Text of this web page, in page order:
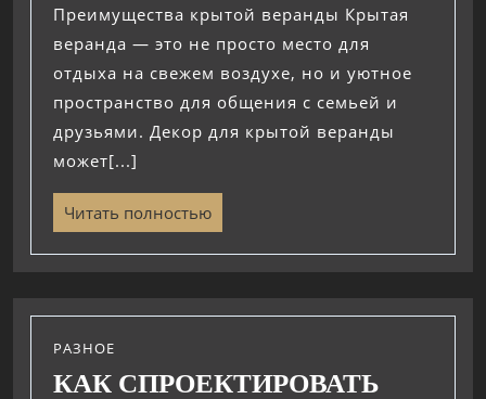
Преимущества крытой веранды Крытая
веранда — это не просто место для
отдыха на свежем воздухе, но и уютное
пространство для общения с семьей и
друзьями. Декор для крытой веранды
может[...]
Читать полностью
РАЗНОЕ
КАК СПРОЕКТИРОВАТЬ